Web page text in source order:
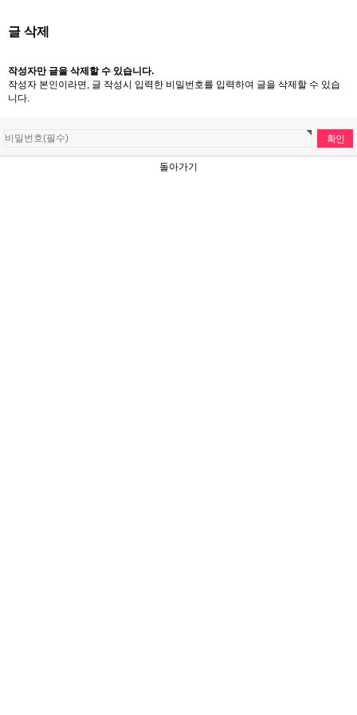
글 삭제
작성자만 글을 삭제할 수 있습니다.
작성자 본인이라면, 글 작성시 입력한 비밀번호를 입력하여 글을 삭제할 수 있습
니다.
돌아가기